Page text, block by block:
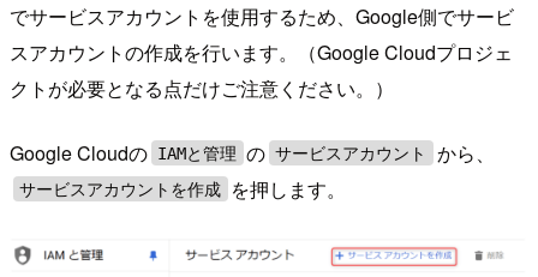
でサービスアカウントを使用するため、Google側でサービ
スアカウントの作成を行います。（Google Cloudプロジェ
クトが必要となる点だけご注意ください。）
Google Cloudの IAMと管理 の サービスアカウント から、
サービスアカウントを作成 を押します。